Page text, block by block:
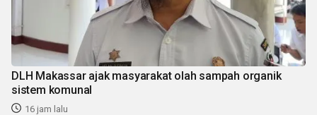
DLH Makassar ajak masyarakat olah sampah organik
sistem komunal
16 jam lalu